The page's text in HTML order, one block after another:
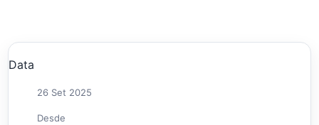
Data
26 Set 2025
Desde